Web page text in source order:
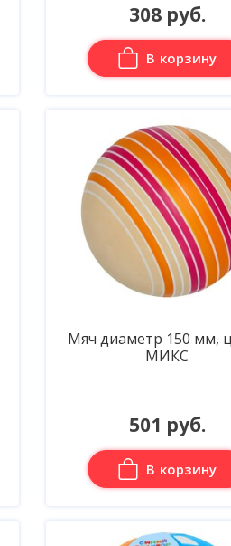
308 руб.
В корзину
Мяч диаметр 150 мм,
МИКС
501 руб.
В корзину